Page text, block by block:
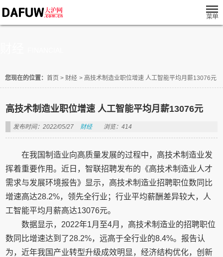
您现在的位置： 首页 > 财经 > 高技术制造业职位增速 人工智能平均月薪13076元
高技术制造业职位增速 人工智能平均月薪13076元
发布时间：2022/05/27 财经 浏览：414
在我国制造业向高质量发展的过程中，高技术制造业发
挥着重要作用。近日，智联招聘发布的《高技术制造业人才
需求与发展环境报告》显示，高技术制造业招聘职位数同比
增速高达28.2%，领先全行业；行业平均薪酬差异较大，人
工智能平均月薪高达13076元。
数据显示，2022年1月至4月，高技术制造业的招聘职位
数同比增速达到了28.2%，远高于全行业的8.4%。报告认
为，近年我国产业转型升级成效明显，经济结构优化，创新